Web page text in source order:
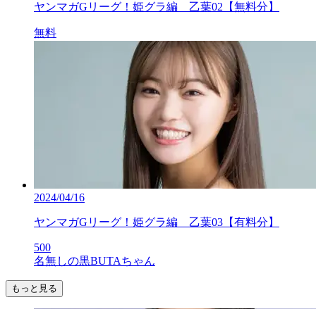
ヤンマガGリーグ！姫グラ編 乙葉02【無料分】
無料
2024/04/16
ヤンマガGリーグ！姫グラ編 乙葉03【有料分】
500
名無しの黒BUTAちゃん
もっと見る